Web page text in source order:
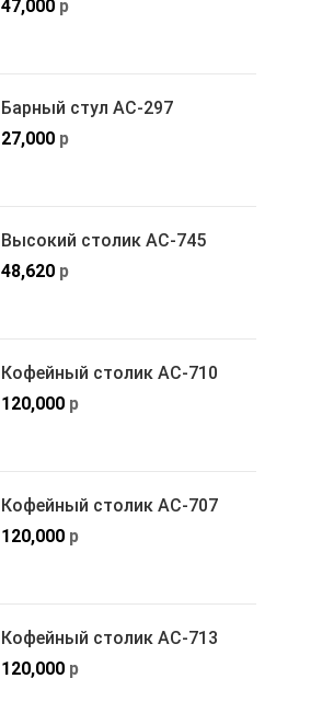
47,000 р
Барный стул АС-297
27,000 р
Высокий столик АС-745
48,620 р
Кофейный столик АС-710
120,000 р
Кофейный столик АС-707
120,000 р
Кофейный столик АС-713
120,000 р